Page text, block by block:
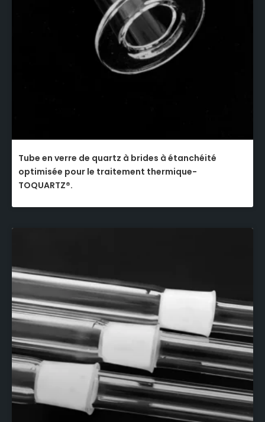
Tube en verre de quartz à brides à étanchéité
optimisée pour le traitement thermique-
TOQUARTZ®.